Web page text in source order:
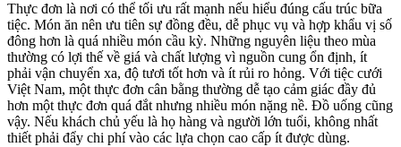
Thực đơn là nơi có thể tối ưu rất mạnh nếu hiểu đúng cấu trúc bữa
tiệc. Món ăn nên ưu tiên sự đồng đều, dễ phục vụ và hợp khẩu vị số
đông hơn là quá nhiều món cầu kỳ. Những nguyên liệu theo mùa
thường có lợi thế về giá và chất lượng vì nguồn cung ổn định, ít
phải vận chuyển xa, độ tươi tốt hơn và ít rủi ro hỏng. Với tiệc cưới
Việt Nam, một thực đơn cân bằng thường dễ tạo cảm giác đầy đủ
hơn một thực đơn quá đắt nhưng nhiều món nặng nề. Đồ uống cũng
vậy. Nếu khách chủ yếu là họ hàng và người lớn tuổi, không nhất
thiết phải đẩy chi phí vào các lựa chọn cao cấp ít được dùng.